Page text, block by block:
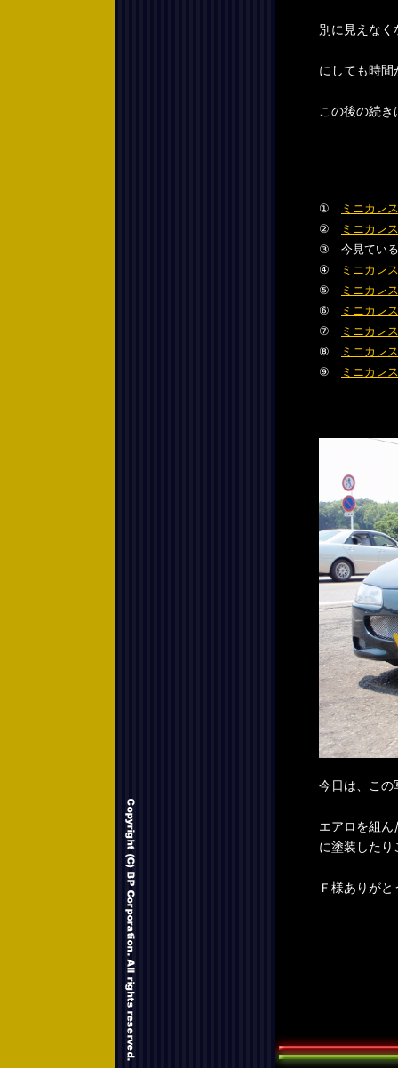
別に見えなく
にしても時間
この後の続き
①
ミニカレ
②
ミニカレ
③ 今見ている
④
ミニカレ
⑤
ミニカレ
⑥
ミニカレ
⑦
ミニカレ
⑧
ミニカレ
⑨
ミニカレ
今日は、この
エアロを組ん
に塗装したり
Ｆ様ありが